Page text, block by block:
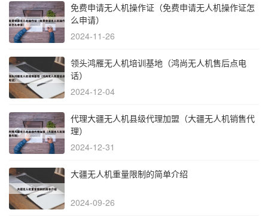
免费申请无人机操作证（免费申请无人机操作证怎
么申请）
2024-11-26
领头鸿雁无人机培训基地（鸿尚无人机售后点电
话）
2024-12-04
代理大疆无人机县级代理加盟（大疆无人机销售代
理）
2024-12-31
大疆无人机重量限制的简单介绍
2024-09-26